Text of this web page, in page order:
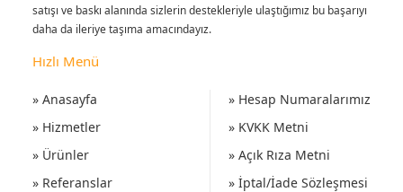
satışı ve baskı alanında sizlerin destekleriyle ulaştığımız bu başarıyı
daha da ileriye taşıma amacındayız.
Hızlı Menü
» Anasayfa
» Hizmetler
» Ürünler
» Referanslar
» Hesap Numaralarımız
» KVKK Metni
» Açık Rıza Metni
» İptal/İade Sözleşmesi